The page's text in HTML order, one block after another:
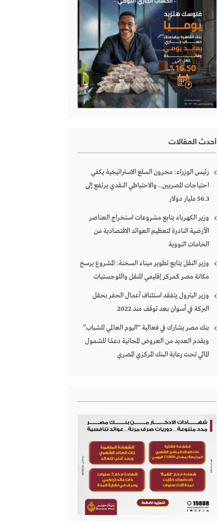
أحدث المقالات
رئيس الوزراء: مخزون السلع الاستراتيجية يكفي
احتياجات المصريين.. والاحتياطي النقدي يرتفع إلى
56.3 مليار دولار
وزير الكهرباء يتابع مشروعات استخراج العناصر
الأرضية النادرة لتعظيم العوائد الاقتصادية من
الخامات النووية
وزير النقل يتابع تطوير ميناء السخنة: المشروع يرسخ
مكانة مصر كمركز إقليمي للنقل واللوجستيات
وزير البترول يتفقد استئناف أعمال الحفر بحقل
البركة في أسوان بعد توقف منذ 2022
بنك مصر يشارك في فعالية “اليوم العالمي للشباب”
ويقدم العديد من العروض المجانية دعمًا للشمول
المالي تحت رعاية البنك المركزي المصري